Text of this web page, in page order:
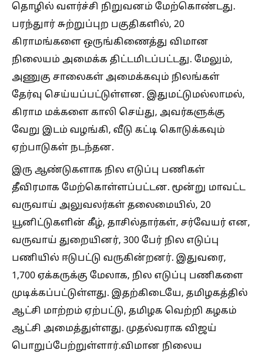
தொழில் வளர்ச்சி நிறுவனம் மேற்கொண்டது.
பரந்துார் சுற்றுப்புற பகுதிகளில், 20
கிராமங்களை ஒருங்கிணைத்து விமான
நிலையம் அமைக்க திட்டமிடப்பட்டது. மேலும்,
அணுகு சாலைகள் அமைக்கவும் நிலங்கள்
தேர்வு செய்யப்பட்டுள்ளன. இதுமட்டுமல்லாமல்,
கிராம மக்களை காலி செய்து, அவர்களுக்கு
வேறு இடம் வழங்கி, வீடு கட்டி கொடுக்கவும்
ஏற்பாடுகள் நடந்தன.
இரு ஆண்டுகளாக நில எடுப்பு பணிகள்
தீவிரமாக மேற்கொள்ளப்பட்டன. மூன்று மாவட்ட
வருவாய் அலுவலர்கள் தலைமையில், 20
யூனிட்டுகளின் கீழ், தாசில்தார்கள், சர்வேயர் என,
வருவாய் துறையினர், 300 பேர் நில எடுப்பு
பணியில் ஈடுபட்டு வருகின்றனர். இதுவரை,
1,700 ஏக்கருக்கு மேலாக, நில எடுப்பு பணிகளை
முடிக்கப்பட்டுள்ளது. இதற்கிடையே, தமிழகத்தில்
ஆட்சி மாற்றம் ஏற்பட்டு, தமிழக வெற்றி கழகம்
ஆட்சி அமைத்துள்ளது. முதல்வராக விஜய்
பொறுப்பேற்றுள்ளார்.விமான நிலைய